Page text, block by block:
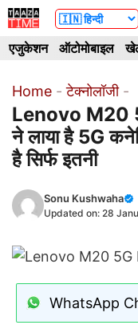
Skip
to
content
एजुकेशन ऑटोमोबाइल
Home -टेक्नोलॉजी-
Lenovo M20
ने लाया है 5G
है सिर्फ इतनी
Sonu Kushwaha
Updated on: 28
WhatsApp